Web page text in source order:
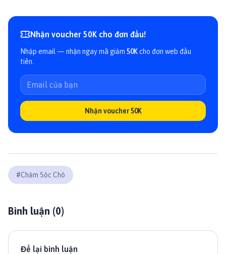
Nhận voucher 50K cho đơn đầu!
Nhập email — nhận ngay mã giảm 50Kcho đơn web đầu
tiên.
Nhận voucher 50K
#Chăm Sóc Chó
Bình luận (0)
Để lại bình luận